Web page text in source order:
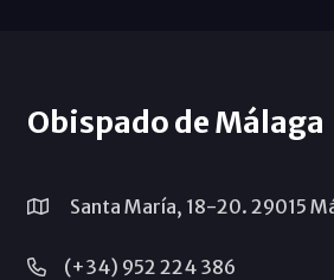
Obispado de Málaga
Santa María, 18-20. 29015
(+34) 952 224 386